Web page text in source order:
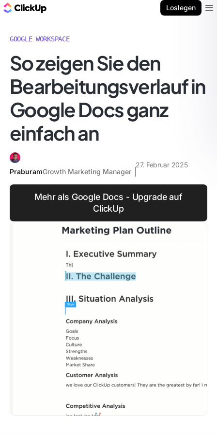
Loslegen
GOOGLE WORKSPACE
So zeigen Sie den
Bearbeitungsverlauf in
Google Docs ganz
einfach an
PraburamGrowth Marketing Manager
27. Februar 2025
Mehr als Google Docs - Upgrade auf
ClickUp